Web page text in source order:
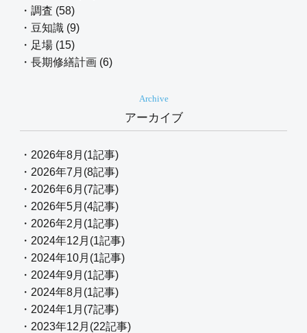
・調査 (58)
・豆知識 (9)
・足場 (15)
・長期修繕計画 (6)
Archive
アーカイブ
・2026年8月(1記事)
・2026年7月(8記事)
・2026年6月(7記事)
・2026年5月(4記事)
・2026年2月(1記事)
・2024年12月(1記事)
・2024年10月(1記事)
・2024年9月(1記事)
・2024年8月(1記事)
・2024年1月(7記事)
・2023年12月(22記事)